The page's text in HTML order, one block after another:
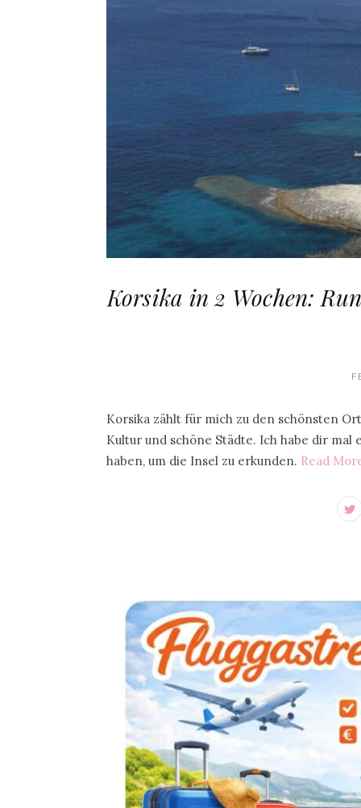
Korsika in 2 Wochen:
Korsika zählt für mich zu den schönsten
Kultur und schöne Städte. Ich habe dir mal
haben, um die Insel zu erkunden. Read